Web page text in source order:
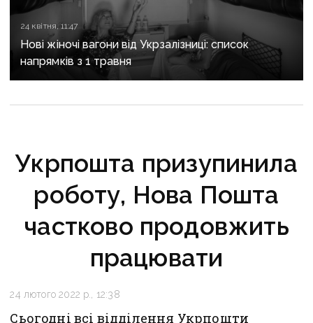
24 квітня, 11:47
Нові жіночі вагони від Укрзалізниці: список
напрямків з 1 травня
Укрпошта призупинила
роботу, Нова Пошта
частково продовжить
працювати
24 лютого 2022 р., 12:38
Сьогодні всі відділення Укрпошти